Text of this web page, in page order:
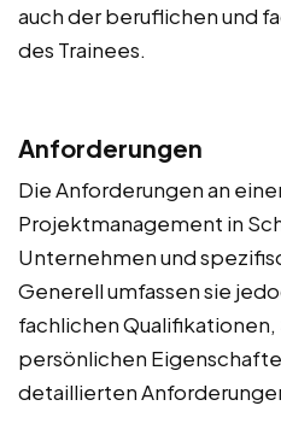
auch der beruflichen und
des Trainees.
Anforderungen
Die Anforderungen an
Projektmanagement in
Unternehmen und
Generell umfassen sie
fachlichen Qualifikationen,
persönlichen
detaillierten